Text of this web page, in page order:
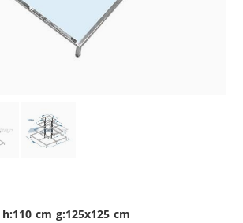
h:110 cm g:125x125 cm